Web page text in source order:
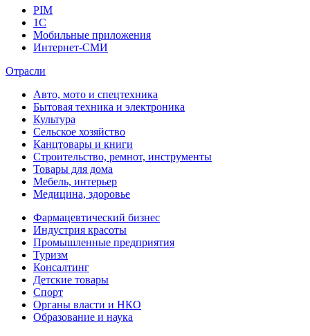
PIM
1C
Мобильные приложения
Интернет-СМИ
Отрасли
Авто, мото и спецтехника
Бытовая техника и электроника
Культура
Сельское хозяйство
Канцтовары и книги
Строительство, ремнот, инструменты
Товары для дома
Мебель, интерьер
Медицина, здоровье
Фармацевтический бизнес
Индустрия красоты
Промышленные предприятия
Туризм
Консалтинг
Детские товары
Спорт
Органы власти и НКО
Образование и наука